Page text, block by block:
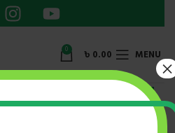
0 ৳ 0.00 MENU
×